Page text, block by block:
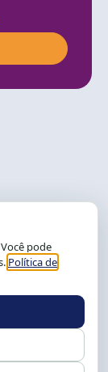
ou 2105
conosco